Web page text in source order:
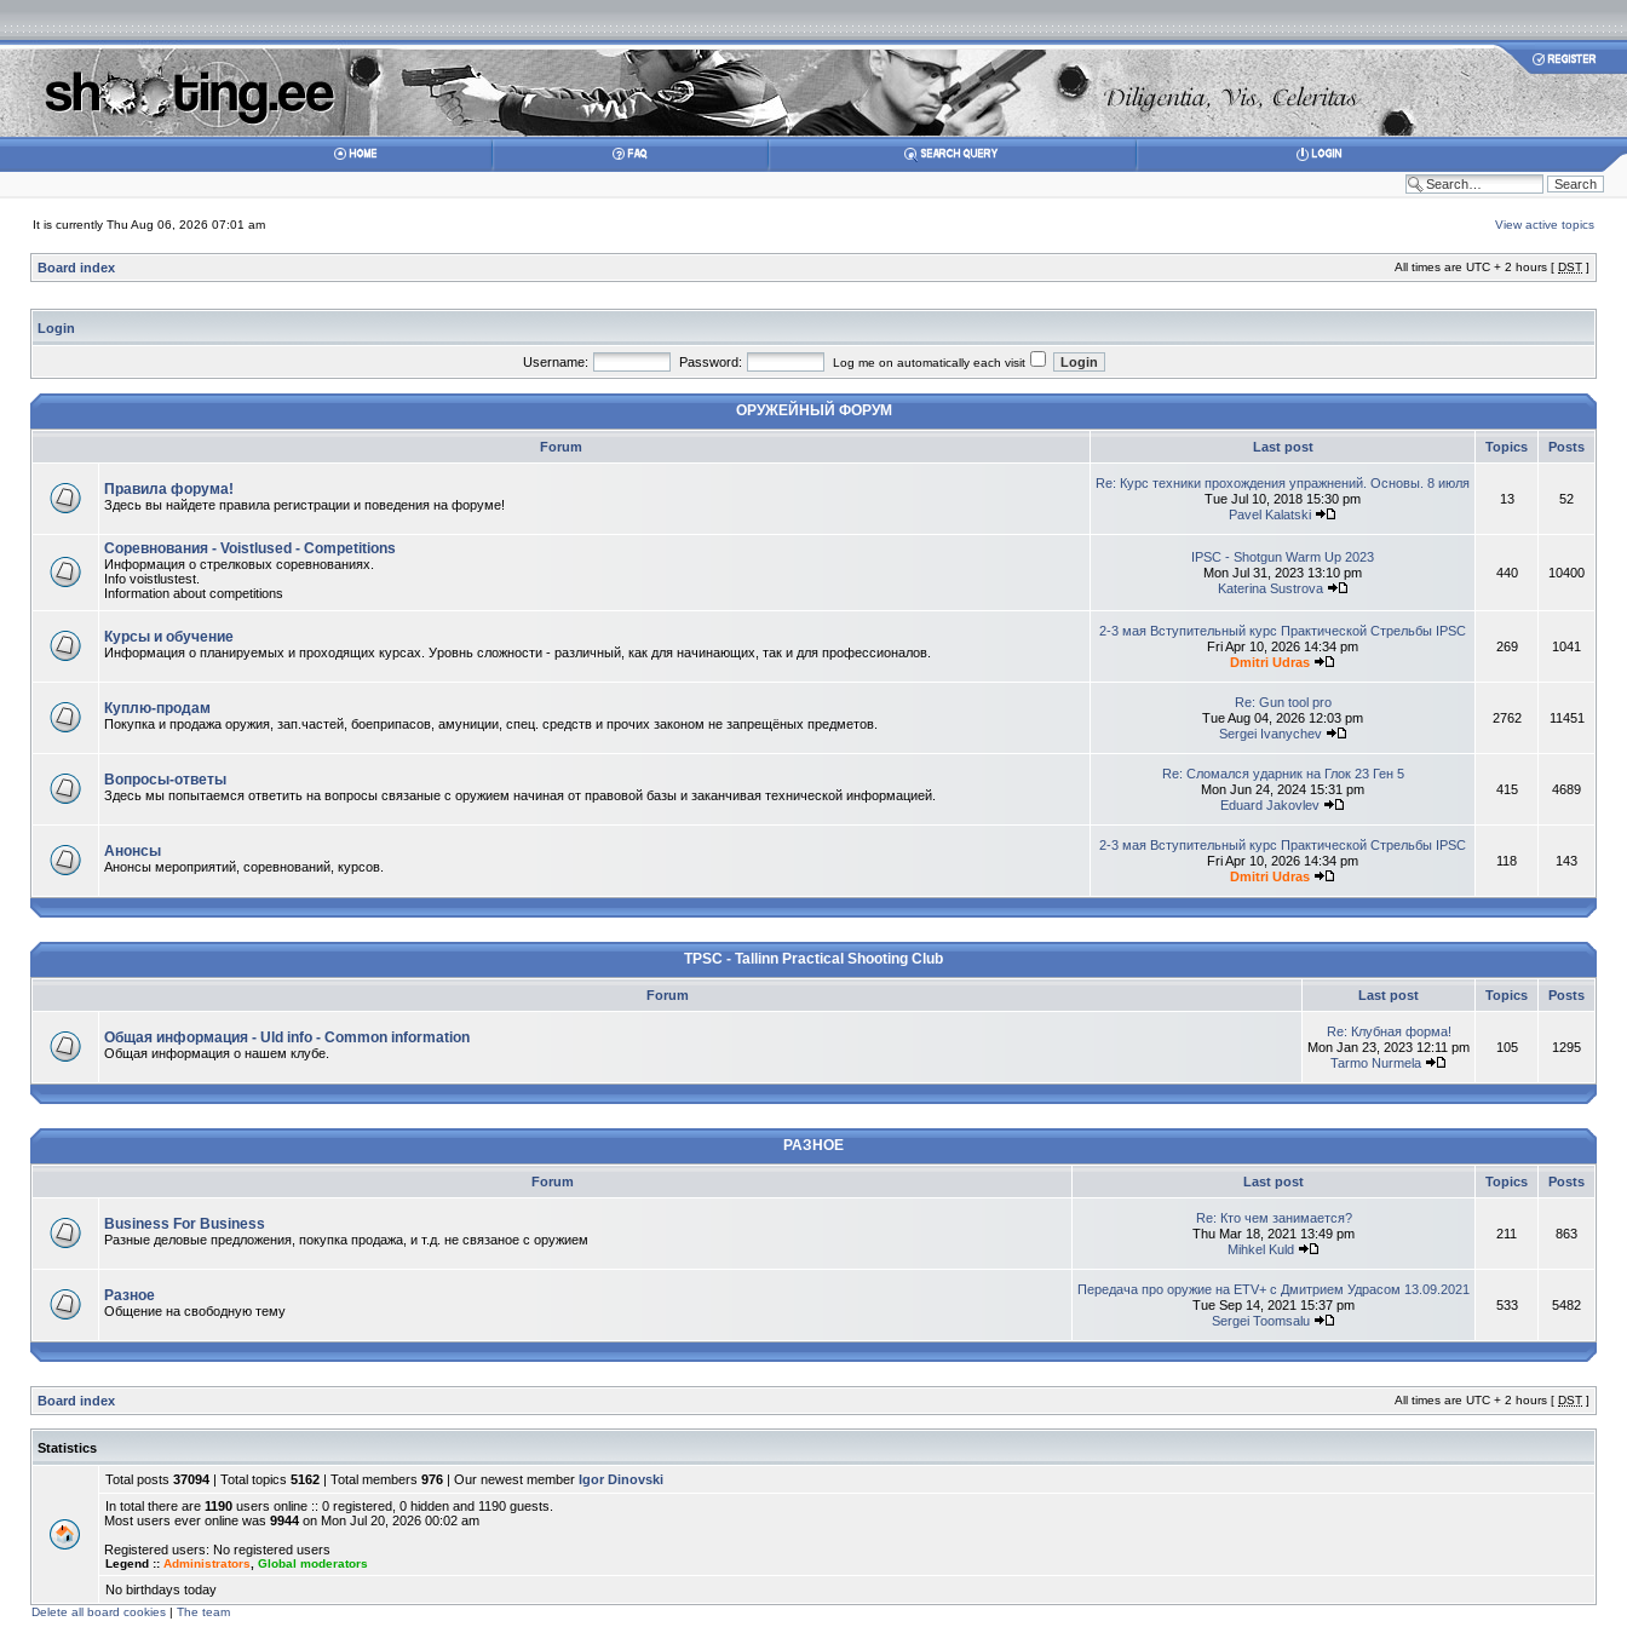
It is currently Thu Aug 06, 2026 07:01 am View active topics
Board index All times are UTC + 2 hours [ DST ]
Login
Username: Password: Log me on automatically each visit
ОРУЖЕЙНЫЙ ФОРУМ
Forum Last post Topics Posts
Правила форума!
Здесь вы найдете правила регистрации и поведения на форуме!
Re: Курс техники прохождения упражнений. Основы. 8 июля
Tue Jul 10, 2018 15:30 pm
Pavel Kalatski
13 52
Соревнования - Voistlused - Competitions
Информация о стрелковых соревнованиях.
Info voistlustest.
Information about competitions
IPSC - Shotgun Warm Up 2023
Mon Jul 31, 2023 13:10 pm
Katerina Sustrova
440 10400
Курсы и обучение
Информация о планируемых и проходящих курсах. Уровнь сложности - различный, как для начинающих, так и для профессионалов.
2-3 мая Вступительный курс Практической Стрельбы IPSC
Fri Apr 10, 2026 14:34 pm
Dmitri Udras
269 1041
Куплю-продам
Покупка и продажа оружия, зап.частей, боеприпасов, амуниции, спец. средств и прочих законом не запрещёных предметов.
Re: Gun tool pro
Tue Aug 04, 2026 12:03 pm
Sergei Ivanychev
2762 11451
Вопросы-ответы
Здесь мы попытаемся ответить на вопросы связаные с оружием начиная от правовой базы и заканчивая технической информацией.
Re: Сломался ударник на Глок 23 Ген 5
Mon Jun 24, 2024 15:31 pm
Eduard Jakovlev
415 4689
Анонсы
Анонсы мероприятий, соревнований, курсов.
2-3 мая Вступительный курс Практической Стрельбы IPSC
Fri Apr 10, 2026 14:34 pm
Dmitri Udras
118 143
TPSC - Tallinn Practical Shooting Club
Forum Last post Topics Posts
Общая информация - Uld info - Common information
Общая информация о нашем клубе.
Re: Клубная форма!
Mon Jan 23, 2023 12:11 pm
Tarmo Nurmela
105 1295
РАЗНОЕ
Forum Last post Topics Posts
Business For Business
Разные деловые предложения, покупка продажа, и т.д. не связаное с оружием
Re: Кто чем занимается?
Thu Mar 18, 2021 13:49 pm
Mihkel Kuld
211 863
Разное
Общение на свободную тему
Передача про оружие на ETV+ с Дмитрием Удрасом 13.09.2021
Tue Sep 14, 2021 15:37 pm
Sergei Toomsalu
533 5482
Board index All times are UTC + 2 hours [ DST ]
Statistics
Total posts 37094 | Total topics 5162 | Total members 976 | Our newest member Igor Dinovski
In total there are 1190 users online :: 0 registered, 0 hidden and 1190 guests.
Most users ever online was 9944 on Mon Jul 20, 2026 00:02 am
Registered users: No registered users
Legend :: Administrators Global moderators
No birthdays today
Delete all board cookies | The team